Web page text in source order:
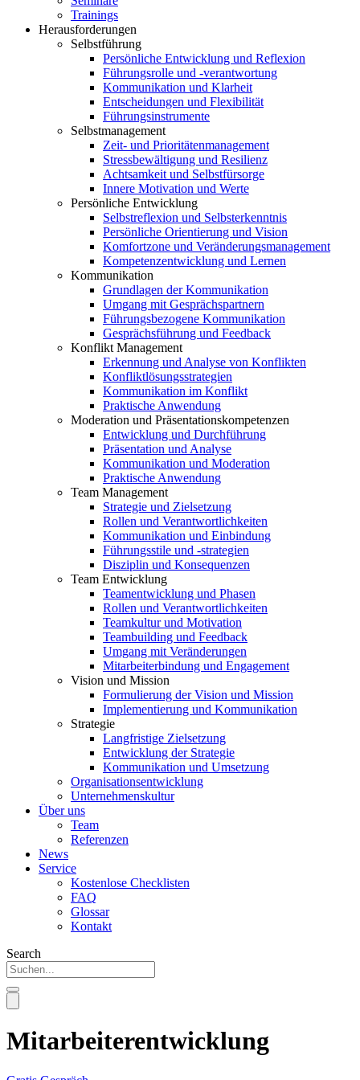
Trainings
Herausforderungen
Selbstführung
Persönliche Entwicklung und Reflexion
Führungsrolle und -verantwortung
Kommunikation und Klarheit
Entscheidungen und Flexibilität
Führungsinstrumente
Selbstmanagement
Zeit- und Prioritätenmanagement
Stressbewältigung und Resilienz
Achtsamkeit und Selbstfürsorge
Innere Motivation und Werte
Persönliche Entwicklung
Selbstreflexion und Selbsterkenntnis
Persönliche Orientierung und Vision
Komfortzone und Veränderungsmanagement
Kompetenzentwicklung und Lernen
Kommunikation
Grundlagen der Kommunikation
Umgang mit Gesprächspartnern
Führungsbezogene Kommunikation
Gesprächsführung und Feedback
Konflikt Management
Erkennung und Analyse von Konflikten
Konfliktlösungsstrategien
Kommunikation im Konflikt
Praktische Anwendung
Moderation und Präsentationskompetenzen
Entwicklung und Durchführung
Präsentation und Analyse
Kommunikation und Moderation
Praktische Anwendung
Team Management
Strategie und Zielsetzung
Rollen und Verantwortlichkeiten
Kommunikation und Einbindung
Führungsstile und -strategien
Disziplin und Konsequenzen
Team Entwicklung
Teamentwicklung und Phasen
Rollen und Verantwortlichkeiten
Teamkultur und Motivation
Teambuilding und Feedback
Umgang mit Veränderungen
Mitarbeiterbindung und Engagement
Vision und Mission
Formulierung der Vision und Mission
Implementierung und Kommunikation
Strategie
Langfristige Zielsetzung
Entwicklung der Strategie
Kommunikation und Umsetzung
Organisationsentwicklung
Unternehmenskultur
Über uns
Team
Referenzen
News
Service
Kostenlose Checklisten
FAQ
Glossar
Kontakt
Search
Mitarbeiterentwicklung